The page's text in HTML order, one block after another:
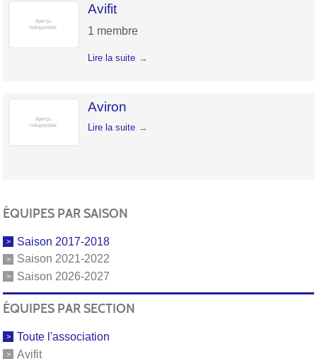
Avifit
1 membre
Lire la suite
Aviron
Lire la suite
ÉQUIPES PAR SAISON
Saison 2017-2018
Saison 2021-2022
Saison 2026-2027
ÉQUIPES PAR SECTION
Toute l'association
Avifit